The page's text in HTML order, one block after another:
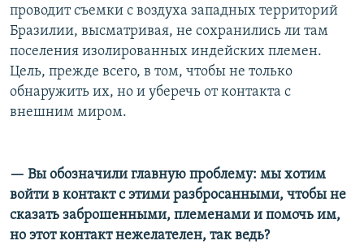
проводит съемки с воздуха западных территорий
Бразилии, высматривая, не сохранились ли там
поселения изолированных индейских племен.
Цель, прежде всего, в том, чтобы не только
обнаружить их, но и уберечь от контакта с
внешним миром.
— Вы обозначили главную проблему: мы хотим
войти в контакт с этими разбросанными, чтобы не
сказать заброшенными, племенами и помочь им,
но этот контакт нежелателен, так ведь?